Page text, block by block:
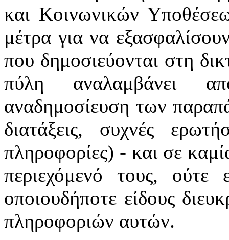
και Κοινωνικών
μέτρα για να
που δημοσιεύονται στη
πύλη αναλαμβάνει
αναδημοσίευση των
διατάξεις, συχνές
πληροφορίες) - και σε
περιεχόμενό τους, ούτε
οποιουδήποτε είδους
πληροφοριών αυτών.